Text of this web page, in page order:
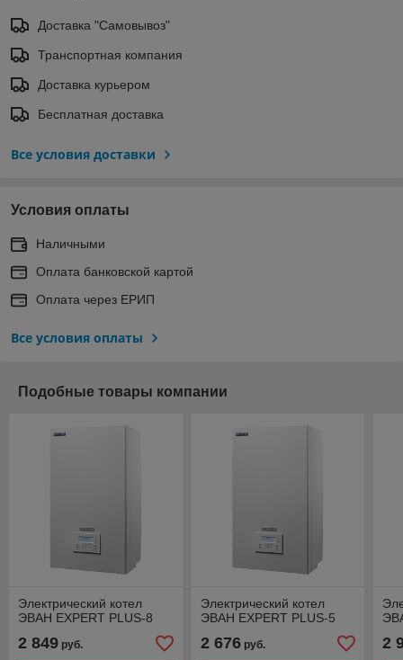
Доставка "Самовывоз"
Транспортная компания
Доставка курьером
Бесплатная доставка
Все условия доставки
Условия оплаты
Наличными
Оплата банковской картой
Оплата через ЕРИП
Все условия оплаты
Подобные товары компании
Электрический котел
ЭВАН EXPERT PLUS-8
2 849 руб.
Электрический котел
ЭВАН EXPERT PLUS-5
2 676руб. 2